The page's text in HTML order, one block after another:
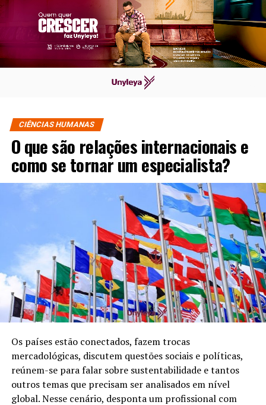
CIÊNCIAS HUMANAS
O que são relações internacionais e
como se tornar um especialista?
Os países estão conectados, fazem trocas
mercadológicas, discutem questões sociais e políticas,
reúnem-se para falar sobre sustentabilidade e tantos
outros temas que precisam ser analisados em nível
global. Nesse cenário, desponta um profissional com